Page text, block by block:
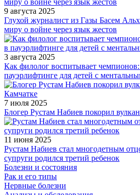
9 августа 2025
Глухой журналист из Газы Басем
миру о войне через язык жестов
3 августа 2025
Как филолог воспитывает
пауэрлифтинге для детей с
7 июля 2025
Блогер Рустам Набиев покорил
11 июня 2025
Рустам Набиев стал многодетным
супруги родился третий ребенок
Болезни и состояния
Рак и его типы
Нервные болезни